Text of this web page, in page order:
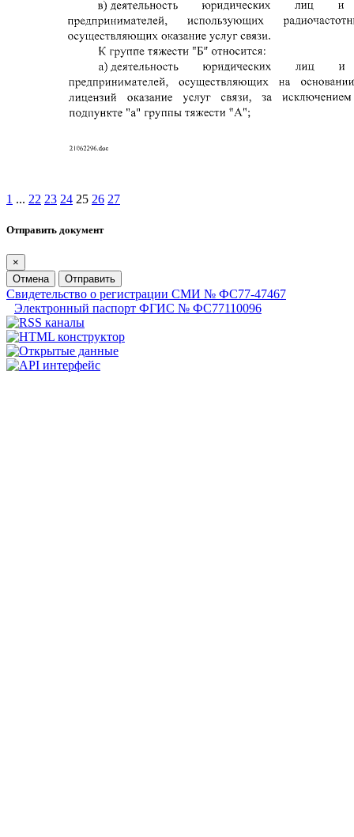
1 ... 22 23 24 25 26 27
Отправить документ
×
Отмена
Отправить
Свидетельство о регистрации СМИ № ФС77-47467
Электронный паспорт ФГИС № ФС77110096